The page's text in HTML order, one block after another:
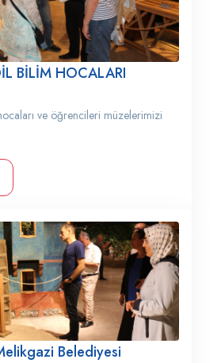
BİLİM HOCALARI
ve öğrencileri müzelerimizi
Belediyesi